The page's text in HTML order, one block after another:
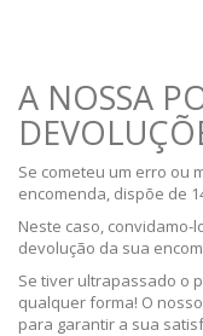
A NOSSA
Se cometeu um erro ou
encomenda, dispõe de
Neste caso, convidamo-
devolução da sua
Se tiver ultrapassado o
qualquer forma! O
para garantir a sua